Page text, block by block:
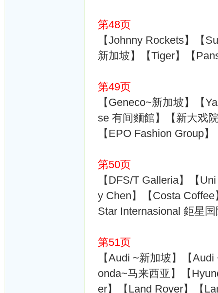
第48页
【Johnny Rockets】【
新加坡】【Tiger】【
第49页
【Geneco~新加坡】【
se 有间麵館】【新大戏
【EPO Fashion Group
第50页
【DFS/T Galleria】【
y Chen】【Costa
Star Internasional 鉅星
第51页
【Audi ~新加坡】【
onda~马来西亚】【
er】【Land Rover】【